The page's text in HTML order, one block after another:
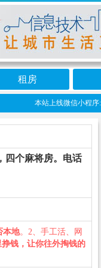
租房
本站上线微信小程序:
四个麻将房。电话
本地。2、手工活、网
钱，让你往外掏钱的